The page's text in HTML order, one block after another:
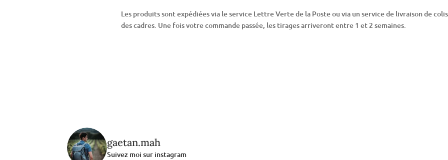
Les produits sont expédiées via le service Lettre Verte de la Poste ou via un service de livraison de
des cadres. Une fois votre commande passée, les tirages arriveront entre 1 et 2 semaines.
gaetan.mah
Suivez moi sur instagram